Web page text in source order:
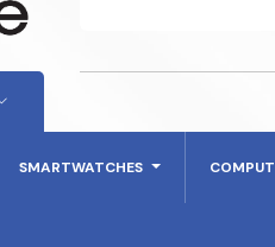
SMARTWATCHES